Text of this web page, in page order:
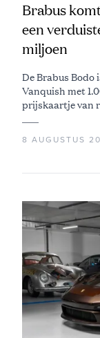
Brabus
een
miljoen
De Brabus
Vanquish met
prijskaartje van
8 AUGUSTUS